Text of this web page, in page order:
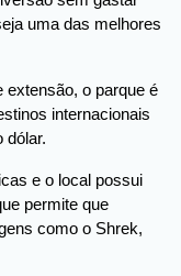
uma das melhores
extensão, o parque é
internacionais
dólar.
e o local possui
permite que
como o Shrek,